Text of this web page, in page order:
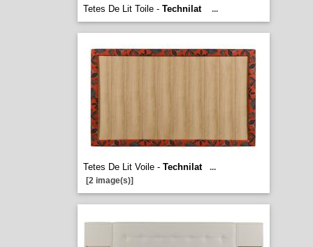
Tetes De Lit Toile - Technilat ...
Tetes De Lit Voile - Technilat
...
[2 image(s)]